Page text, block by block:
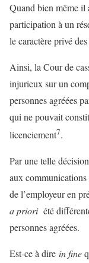
Quand bien même il
participation à un
le caractère privé
Ainsi, la Cour de
injurieux sur un
personnes agréées
qui ne pouvait
licenciement7.
Par une telle
aux communications
de l’employeur en
a prioriété
personnes agréées.
Est-ce à dire in fine